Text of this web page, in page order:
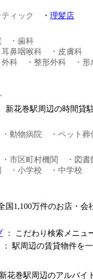
ティック ・ 理髪店
・歯科
耳鼻咽喉科 ・皮膚科
外科 ・整形外科
・
新花巻駅周辺の時間貸
・動物病院
・ペット葬
・市区町村機関
・図書
・小学校 ・中学校
国1,100万件のお店・
： こだわり検索メニュ
： 駅周辺の賃貸物件を
花巻駅周辺のアルバイ